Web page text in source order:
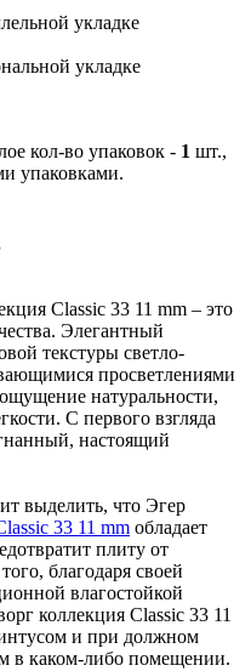
укладке
укладке
кол-во упаковок - 1 шт.,
упаковками.
Classic 33 11 mm – это
Элегантный
текстуры светло-
просветлениями
натуральности,
С первого взгляда
настоящий
выделить, что Эгер
33 11 mm обладает
плиту от
благодаря своей
влагостойкой
коллекция Classic 33 11
и при должном
в каком-либо помещении.